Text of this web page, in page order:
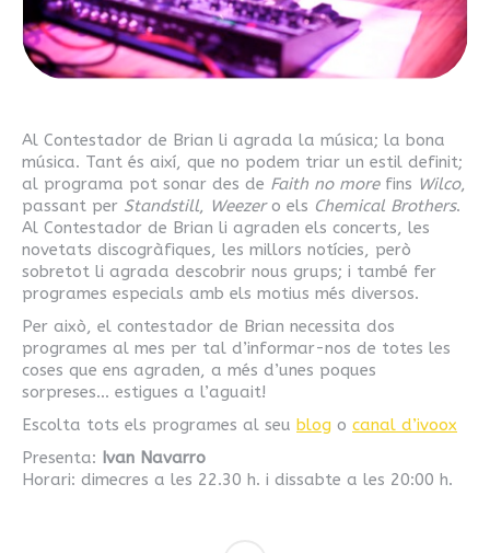
Al Contestador de Brian li agrada la música; la bona
música. Tant és així, que no podem triar un estil definit;
al programa pot sonar des de Faith no morefins Wilco,
passant per Standstill, Weezero els Chemical Brothers.
Al Contestador de Brian li agraden els concerts, les
novetats discogràfiques, les millors notícies, però
sobretot li agrada descobrir nous grups; i també fer
programes especials amb els motius més diversos.
Per això, el contestador de Brian necessita dos
programes al mes per tal d’informar-nos de totes les
coses que ens agraden, a més d’unes poques
sorpreses… estigues a l’aguait!
Escolta tots els programes al seu blog o canal d’ivoox
Presenta: Ivan Navarro
Horari: dimecres a les 22.30 h. i dissabte a les 20:00 h.